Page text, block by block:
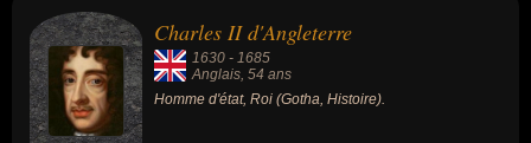
Charles II d'Angleterre
1630 - 1685
Anglais , 54 ans
Homme d'état, Roi (Gotha, Histoire).